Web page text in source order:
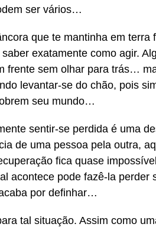
ser vários…
que te mantinha em terra
exatamente como agir.
frente sem olhar para trás…
levantar-se do chão, pois
seu mundo…
sentir-se perdida é uma
de uma pessoa pela outra,
fica quase
acontece pode fazê-la perder
por definhar…
tal situação. Assim como